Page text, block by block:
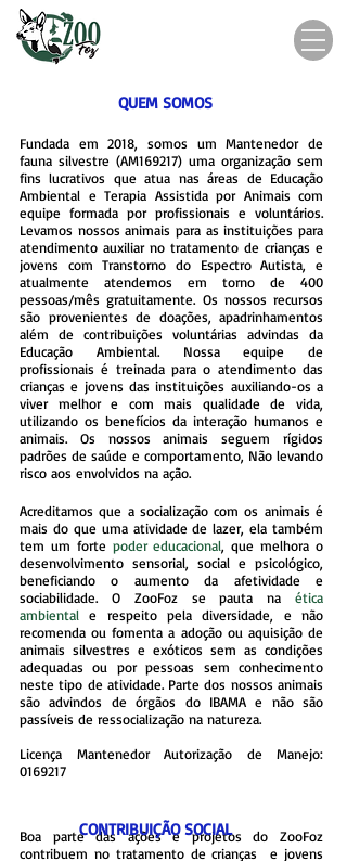
QUEM SOMOS
Fundada em 2018, somos um Mantenedor de
fauna silvestre (AM169217) uma organização sem
fins lucrativos que atua nas áreas de Educação
Ambiental e Terapia Assistida por Animais com
equipe formada por profissionais e voluntários.
Levamos nossos animais para as instituições para
atendimento auxiliar no tratamento de crianças e
jovens com Transtorno do Espectro Autista, e
atualmente atendemos em torno de 400
pessoas/mês gratuitamente. Os nossos recursos
são provenientes de doações, apadrinhamentos
além de contribuições voluntárias advindas da
Educação Ambiental. Nossa equipe de
profissionais é treinada para o atendimento das
crianças e jovens das instituições auxiliando-os a
viver melhor e com mais qualidade de vida,
utilizando os benefícios da interação humanos e
animais. Os nossos animais seguem rígidos
padrões de saúde e comportamento, Não levando
risco aos envolvidos na ação.
Acreditamos que a socialização com os animais é
mais do que uma atividade de lazer, ela também
tem um forte poder educacional, que melhora o
desenvolvimento sensorial, social e psicológico,
beneficiando o aumento da afetividade e
sociabilidade. O ZooFoz se pauta naética
ambiental e respeito pela diversidade, e não
recomenda ou fomenta a adoção ou aquisição de
animais silvestres e exóticos sem as condições
adequadas ou por pessoas sem conhecimento
neste tipo de atividade. Parte dos nossos animais
são advindos de órgãos do IBAMA e não são
passíveis de ressocialização na natureza.
Licença Mantenedor Autorização de Manejo:
0169217
Boa parte das ações e projetos do ZooFoz
contribuem no tratamento de crianças e jovens
CONTRIBUIÇÃO SOCIAL